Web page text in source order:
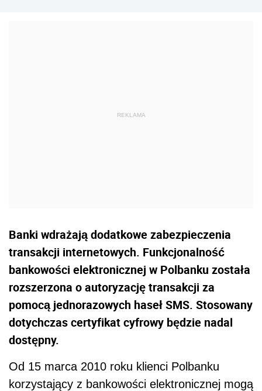
Banki wdrażają dodatkowe zabezpieczenia
transakcji internetowych. Funkcjonalność
bankowości elektronicznej w Polbanku została
rozszerzona o autoryzację transakcji za
pomocą jednorazowych haseł SMS. Stosowany
dotychczas certyfikat cyfrowy będzie nadal
dostępny.
Od 15 marca 2010 roku klienci Polbanku
korzystający z bankowości elektronicznej mogą